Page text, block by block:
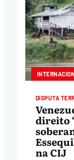
DISPUTA
direito
na CIJ